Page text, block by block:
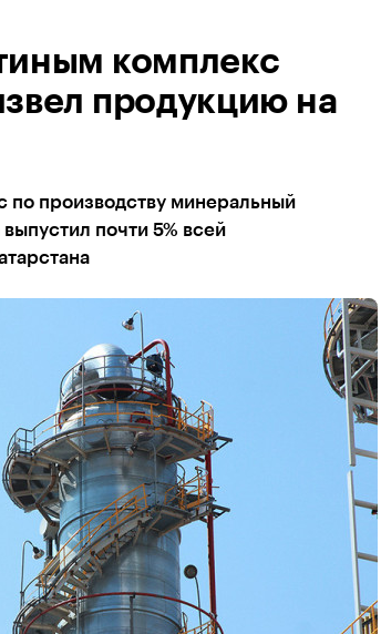
комплекс
продукцию на
по производству минеральный
почти 5% всей